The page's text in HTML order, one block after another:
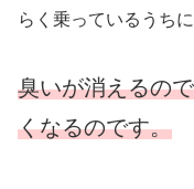
らく乗っているうち
臭いが消えるの
くなるのです。